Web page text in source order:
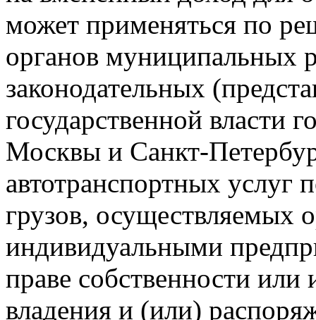
может применяться по
органов муниципальных
законодательных
государственной власти
Москвы и Санкт-
автотранспортных услуг
грузов, осуществляемых
индивидуальными
праве собственности
владения и (или)